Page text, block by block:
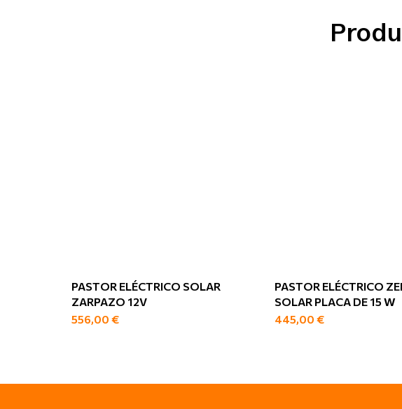
PASTOR ELÉCTRICO SOLAR
ZARPAZO 12V
556,00 €
PASTOR ELÉCTRICO
SOLAR PLACA DE 15 W
445,00 €